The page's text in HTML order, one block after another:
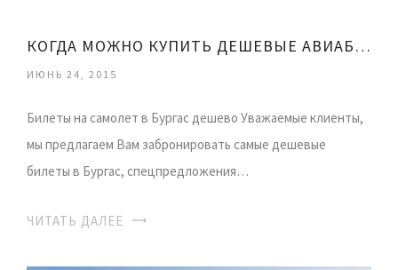
КОГДА МОЖНО КУПИТЬ ДЕШЕВЫЕ АВИАБИЛЕТЫ
ИЮНЬ 24, 2015
Билеты на самолет в Бургас дешево Уважаемые клиенты,
мы предлагаем Вам забронировать самые дешевые
билеты в Бургас, спецпредложения…
ЧИТАТЬ ДАЛЕЕ